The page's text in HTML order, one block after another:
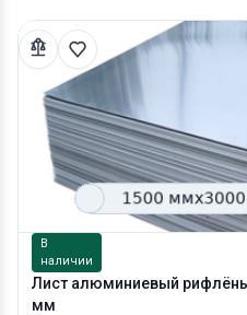
В
наличии
Лист алюминиевый
мм